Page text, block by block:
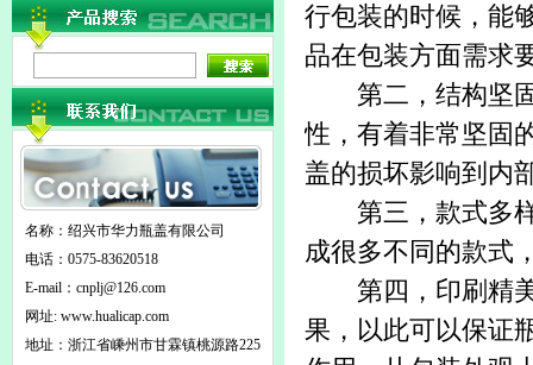
名称：绍兴市华力瓶盖有限公司
电话：0575-83620518
E-mail： cnplj@126.com
网址: www.hualicap.com
地址：浙江省嵊州市甘霖镇桃源路225
行包装的时候，能
品在包装方面需求
第二，结构坚固
性，有着非常坚固
盖的损坏影响到内
第三，款式多样
成很多不同的款式
第四，印刷精美
果，以此可以保证